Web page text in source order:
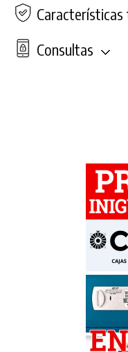
Características
Consultas